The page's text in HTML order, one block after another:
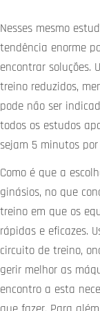
Nesses mesmo
tendência enorme
encontrar soluções.
treino reduzidos,
pode não ser
todos os estudos
sejam 5 minutos
Como é que a
ginásios, no que
treino em que os
rápidas e eficazes.
circuito de treino,
gerir melhor as
encontro a esta